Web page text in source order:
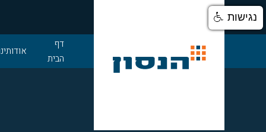
דף
הבית
נגישות